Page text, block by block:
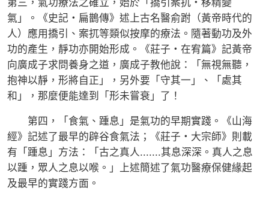
第三，氣功療法之確立，始於「撟引案扤‧移精變
氣」。《史記‧扁鵲傳》述上古名醫俞跗（黃帝時代的
人）應用撟引、案扤等類似按摩的療法。隨著動功及外
功的產生，靜功亦開始形成。《莊子‧在宥篇》記黃帝
向廣成子求問養身之道，廣成子教他說：「無視無聽，
抱神以靜，形將自正」，另外要「守其一」、「處其
和」，那麼便能達到「形未嘗衰」了！
第四，「食氣、踵息」是氣功的早期實踐。《山海
經》記述了最早的辟谷食氣法；《莊子‧大宗師》則載
有「踵息」方法：「古之真人.......其息深深。真人之息
以踵，眾人之息以喉。」上述簡述了氣功醫療保健緣起
及最早的實踐方面。